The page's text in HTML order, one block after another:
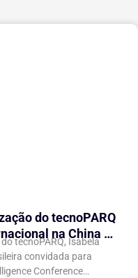
do tecnoPARQ
na China e
ecossistema de
tecnoPARQ, Isabela
convidada para
Conference